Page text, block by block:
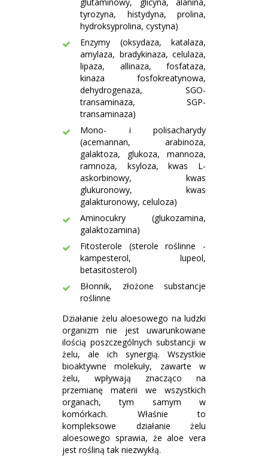
tyrozyna, histydyna, prolina,
hydroksyprolina, cystyna)
Enzymy (oksydaza, katalaza,
amylaza, bradykinaza, celulaza,
lipaza, allinaza, fosfataza,
kinaza fosfokreatynowa,
dehydrogenaza, SGO-
transaminaza, SGP-
transaminaza)
Mono- i polisacharydy
(acemannan, arabinoza,
galaktoza, glukoza, mannoza,
ramnoza, ksyloza, kwas L-
askorbinowy, kwas
glukuronowy, kwas
galakturonowy, celuloza)
Aminocukry (glukozamina,
galaktozamina)
Fitosterole (sterole roślinne -
kampesterol, lupeol,
betasitosterol)
Błonnik, złożone substancje
roślinne
Działanie żelu aloesowego na ludzki
organizm nie jest uwarunkowane
ilością poszczególnych substancji w
żelu, ale ich synergią. Wszystkie
bioaktywne molekuły, zawarte w
żelu, wpływają znacząco na
przemianę materii we wszystkich
organach, tym samym w
komórkach. Właśnie to
kompleksowe działanie żelu
aloesowego sprawia, że aloe vera
jest rośliną tak niezwykłą.